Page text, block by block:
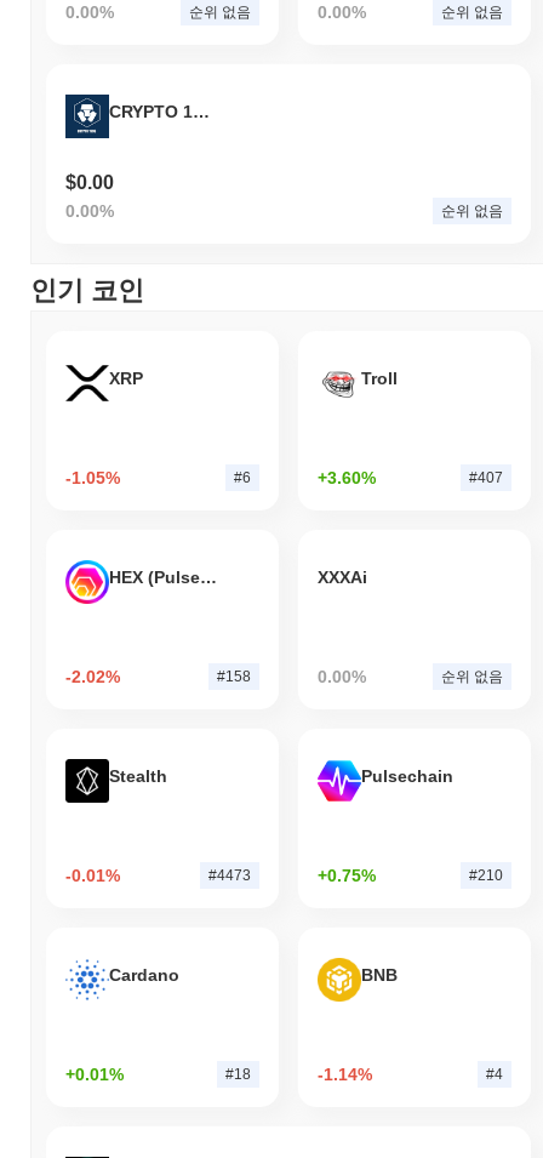
0.00% 순위 없음 0.00% 순위 없음
CRYPTO 1996
$0.00
0.00% 순위 없음
인기 코인
XRP
-1.05% #6
Troll
+3.60% #407
HEX (Pulsechain)
-2.02% #158
XXXAi
0.00% 순위 없음
Stealth
-0.01% #4473
Pulsechain
+0.75% #210
Cardano
+0.01% #18
BNB
-1.14% #4